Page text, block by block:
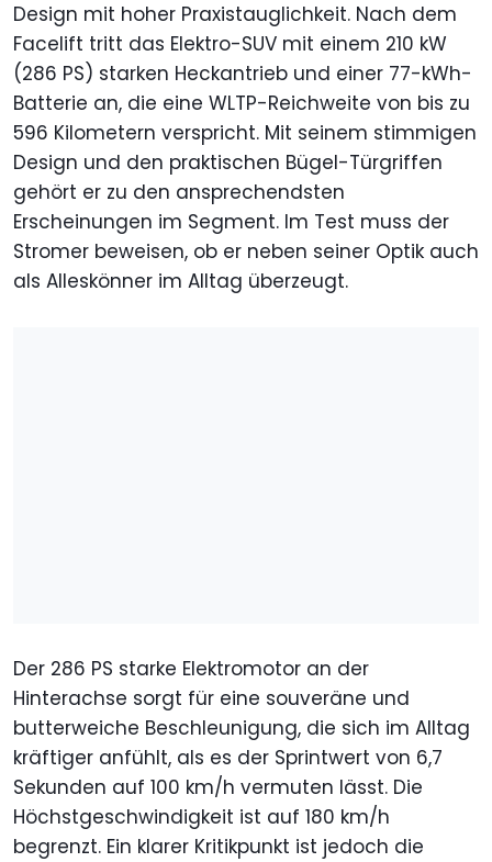
Design mit hoher Praxistauglichkeit. Nach dem
Facelift tritt das Elektro-SUV mit einem 210 kW
(286 PS) starken Heckantrieb und einer 77-kWh-
Batterie an, die eine WLTP-Reichweite von bis zu
596 Kilometern verspricht. Mit seinem stimmigen
Design und den praktischen Bügel-Türgriffen
gehört er zu den ansprechendsten
Erscheinungen im Segment. Im Test muss der
Stromer beweisen, ob er neben seiner Optik auch
als Alleskönner im Alltag überzeugt.
Der 286 PS starke Elektromotor an der
Hinterachse sorgt für eine souveräne und
butterweiche Beschleunigung, die sich im Alltag
kräftiger anfühlt, als es der Sprintwert von 6,7
Sekunden auf 100 km/h vermuten lässt. Die
Höchstgeschwindigkeit ist auf 180 km/h
begrenzt. Ein klarer Kritikpunkt ist jedoch die